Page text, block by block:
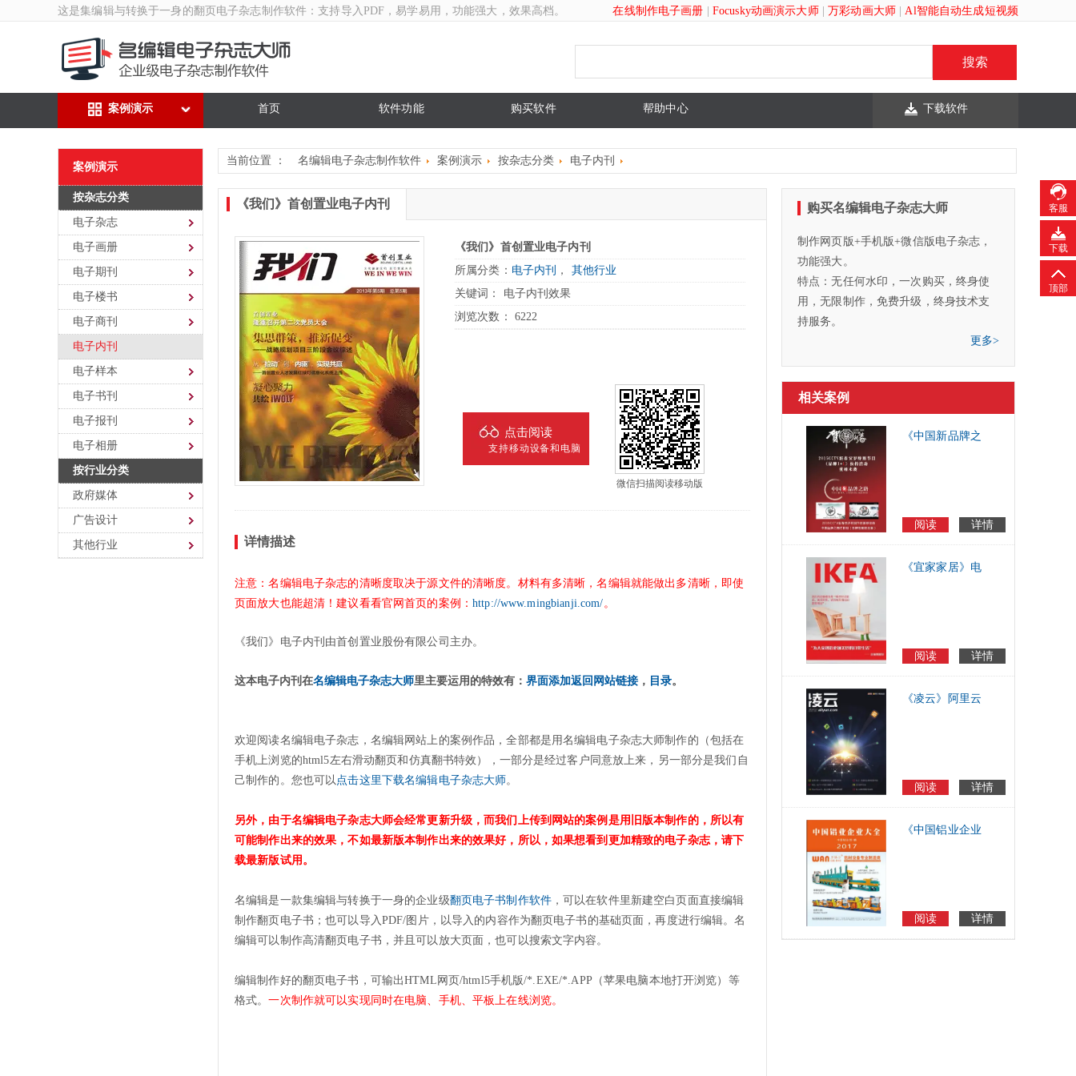
这是集编辑与转换于一身的翻页 电子杂志制作软件 ：支持导入PDF，易学易用，功能强大，效果高档。 在线制作电子画册 Focusky动画演示大师 |万彩动画大师 |Al智能自动生成短视频
首页
案例演示 软件功能 购买软件 帮助中心 下载软件
案例演示
按杂志分类
电子杂志
电子画册
电子期刊
电子楼书
电子商刊
电子内刊
电子样本
电子书刊
电子报刊
电子相册
按行业分类
政府媒体
广告设计
其他行业
当前位置 ： 名编辑电子杂志制作软件 案例演示 按杂志分类 电子内刊
《我们》首创置业电子内刊
《我们》首创置业电子内刊
所属分类： 电子内刊 ， 其他行业
关键词： 电子内刊效果
浏览次数： 6222
点击阅读
支持移动设备和电脑
微信扫描阅读移动版
详情描述
注意：名编辑电子杂志的清晰度取决于源文件的清晰度。材料有多清晰，名编辑就能做出多清晰，即使
页面放大也能超清！建议看看官网首页的案例： http://www.mingbianji.com/。
《我们》电子内刊由首创置业股份有限公司主办。
这本电子内刊在名编辑电子杂志大师里主要运用的特效有： 界面添加返回网站链接 ， 目录。
欢迎阅读名编辑电子杂志，名编辑网站上的案例作品，全部都是用名编辑电子杂志大师制作的（包括在
手机上浏览的html5左右滑动翻页和仿真翻书特效），一部分是经过客户同意放上来，另一部分是我们自
己制作的。您也可以点击这里下载名编辑电子杂志大师。
另外，由于名编辑电子杂志大师会经常更新升级，而我们上传到网站的案例是用旧版本制作的，所以有
可能制作出来的效果，不如最新版本制作出来的效果好，所以，如果想看到更加精致的电子杂志，请下
载最新版试用。
名编辑是一款集编辑与转换于一身的企业级翻页电子书制作软件，可以在软件里新建空白页面直接编辑
制作翻页电子书；也可以导入PDF/图片，以导入的内容作为翻页电子书的基础页面，再度进行编辑。名
编辑可以制作高清翻页电子书，并且可以放大页面，也可以搜索文字内容。
编辑制作好的翻页电子书，可输出HTML网页/html5手机版/*.EXE/*.APP（苹果电脑本地打开浏览）等
格式。一次制作就可以实现同时在电脑、手机、平板上在线浏览。
购买名编辑电子杂志大师
制作网页版+手机版+微信版电子杂志，
功能强大。
特点：无任何水印，一次购买，终身使
用，无限制作，免费升级，终身技术支
持服务。
更多>
相关案例
《中国新品牌之
阅读 详情
《宜家家居》电
阅读 详情
《凌云》阿里云
阅读 详情
《中国铝业企业
阅读 详情
客服
下载
顶部